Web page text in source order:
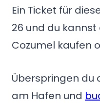
Ein Ticket für
26 und du
Cozumel kaufen
Überspringen du
am Hafen und